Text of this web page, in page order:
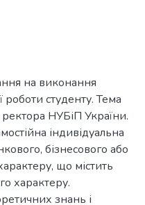
на виконання
роботи студенту. Тема
НУБіП України.
індивідуальна
бізнесового або
що містить
характеру.
знань і